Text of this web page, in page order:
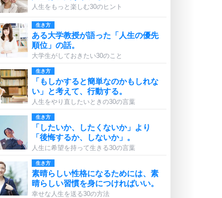
人生をもっと楽しむ30のヒント
生き方
ある大学教授が語った「人生の優先
順位」の話。
大学生がしておきたい30のこと
生き方
「もしかすると簡単なのかもしれな
い」と考えて、行動する。
人生をやり直したいときの30の言葉
生き方
「したいか、したくないか」より
「後悔するか、しないか」。
人生に希望を持って生きる30の言葉
生き方
素晴らしい性格になるためには、素
晴らしい習慣を身につければいい。
幸せな人生を送る30の方法